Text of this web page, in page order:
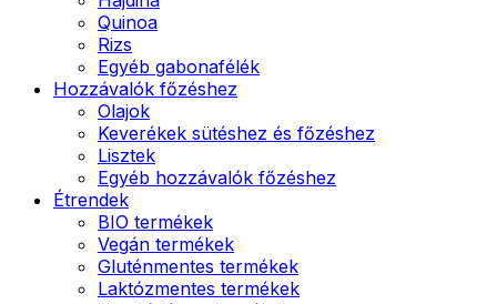
Quinoa
Rizs
Egyéb gabonafélék
Hozzávalók főzéshez
Olajok
Keverékek sütéshez és főzéshez
Lisztek
Egyéb hozzávalók főzéshez
Étrendek
BIO termékek
Vegán termékek
Gluténmentes termékek
Laktózmentes termékek